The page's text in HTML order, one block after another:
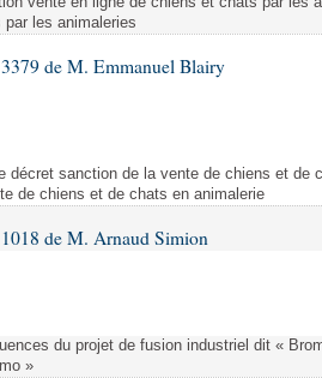
les animaleries
de M. Emmanuel Blairy
décret sanction de la vente de chiens et de
de chiens et de chats en animalerie
de M. Arnaud Simion
du projet de fusion industriel dit «
»